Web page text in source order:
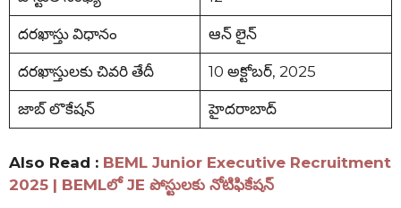
దరఖాస్తు విధానం ఆన్ లైన్
దరఖాస్తులకు చివరి తేదీ 10 అక్టోబర్, 2025
జాబ్ లొకేషన్ హైదరాబాద్
Also Read : BEML Junior Executive Recruitment
2025 | BEMLలో JE పోస్టులకు నోటిఫికేషన్